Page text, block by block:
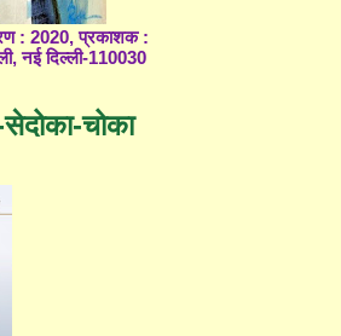
: 2020, प्रकाशक :
नई दिल्ली-110030
चोका